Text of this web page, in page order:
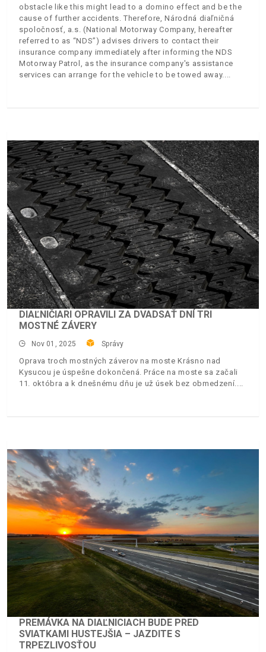
obstacle like this might lead to a domino effect and be the
cause of further accidents. Therefore, Národná diaľničná
spoločnosť, a.s. (National Motorway Company, hereafter
referred to as “NDS”) advises drivers to contact their
insurance company immediately after informing the NDS
Motorway Patrol, as the insurance company's assistance
services can arrange for the vehicle to be towed away.
DIAĽNIČIARI OPRAVILI ZA DVADSAŤ DNÍ TRI
MOSTNÉ ZÁVERY
Nov 01, 2025 Správy
Oprava troch mostných záverov na moste Krásno nad
Kysucou je úspešne dokončená. Práce na moste sa začali
11. októbra a k dnešnému dňu je už úsek bez obmedzení.
PREMÁVKA NA DIAĽNICIACH BUDE PRED
SVIATKAMI HUSTEJŠIA – JAZDITE S
TRPEZLIVOSŤOU